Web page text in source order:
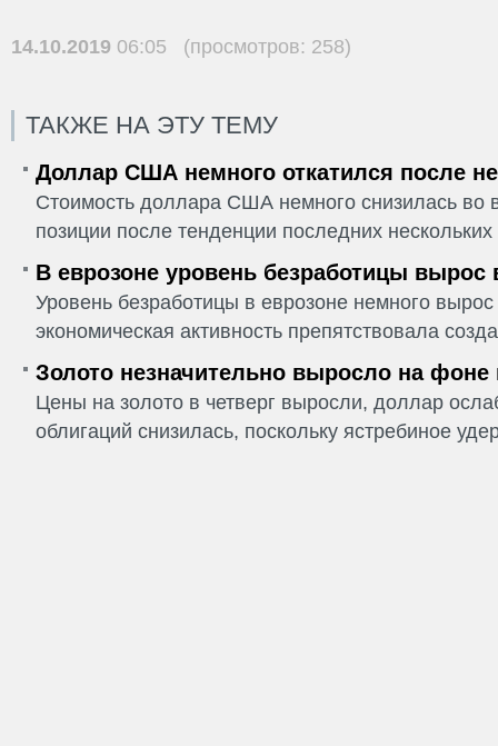
14.10.2019 06:05 (просмотров: 258)
ТАКЖЕ НА ЭТУ ТЕМУ
Доллар США немного откатился после
Стоимость доллара США немного снизилась во
позиции после тенденции последних
В еврозоне уровень безработицы вырос
Уровень безработицы в еврозоне немного
экономическая активность препятствовала
Золото незначительно выросло на фоне
Цены на золото в четверг выросли, доллар
облигаций снизилась, поскольку ястребиное